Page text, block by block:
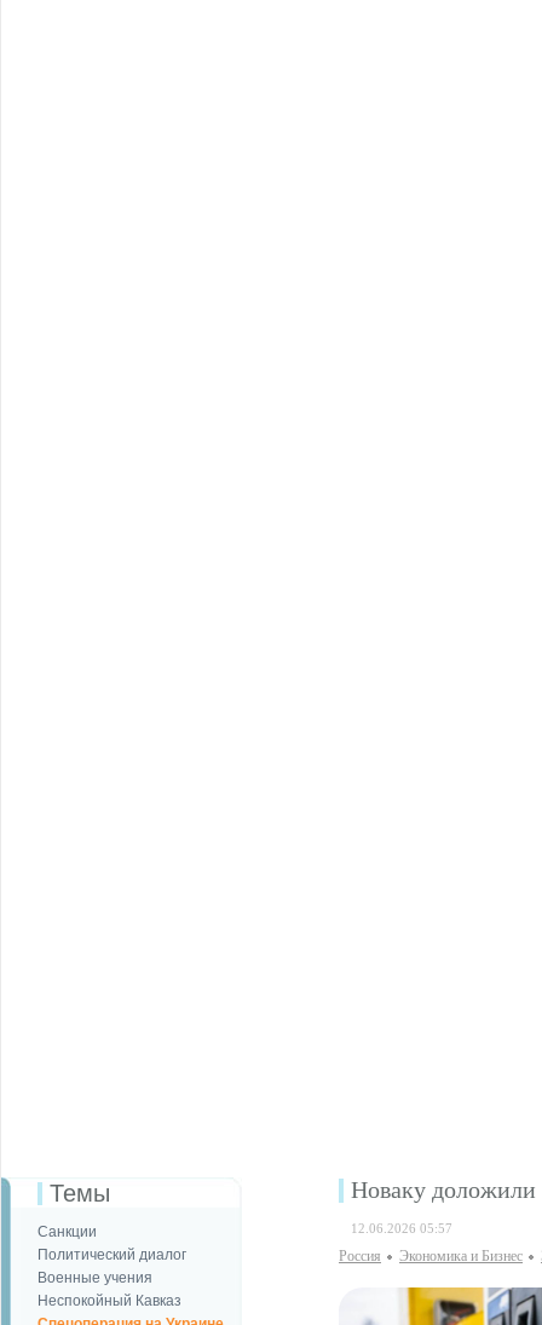
Темы
Санкции
Политический диалог
Военные учения
Неспокойный Кавказ
Новаку доложили
12.06.2026 05:57
Россия Экономика и Бизнес